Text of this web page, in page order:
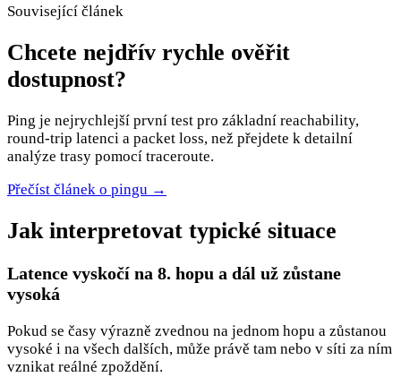
Související článek
Chcete nejdřív rychle ověřit
dostupnost?
Ping je nejrychlejší první test pro základní reachability,
round-trip latenci a packet loss, než přejdete k detailní
analýze trasy pomocí traceroute.
Přečíst článek o pingu →
Jak interpretovat typické situace
Latence vyskočí na 8. hopu a dál už zůstane
vysoká
Pokud se časy výrazně zvednou na jednom hopu a zůstanou
vysoké i na všech dalších, může právě tam nebo v síti za ním
vznikat reálné zpoždění.